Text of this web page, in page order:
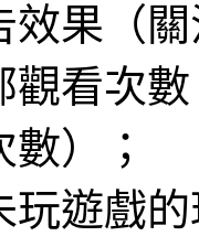
效果（
觀看次
）；
玩遊戲